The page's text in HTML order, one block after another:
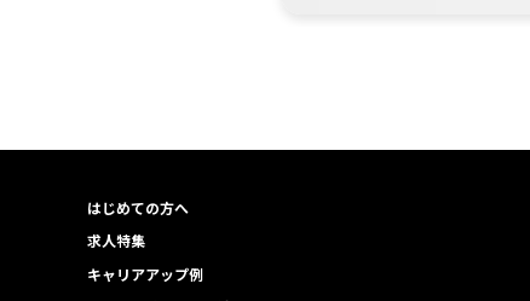
はじめての方へ
求人特集
キャリアアップ例